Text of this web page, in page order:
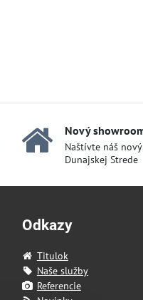
Nový
Naštívte náš
Dunajskej Strede
Odkazy
Titulok
Naše služby
Referencie